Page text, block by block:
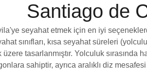
Santiago de
seyahat etmek için en iyi
sınıfları, kısa seyahat süreleri
tasarlanmıştır. Yolculuk
sahiptir, ayrıca aralıklı diz